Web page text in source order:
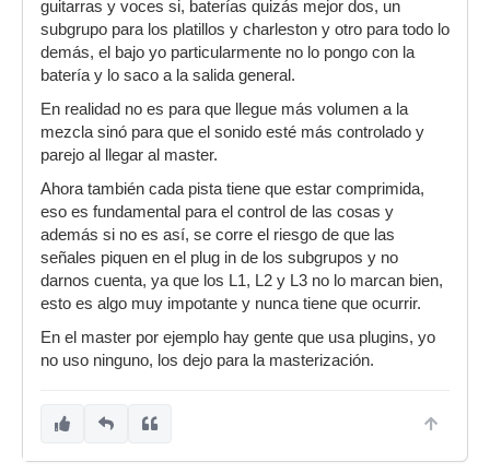
guitarras y voces si, baterías quizás mejor dos, un
subgrupo para los platillos y charleston y otro para todo lo
demás, el bajo yo particularmente no lo pongo con la
batería y lo saco a la salida general.
En realidad no es para que llegue más volumen a la
mezcla sinó para que el sonido esté más controlado y
parejo al llegar al master.
Ahora también cada pista tiene que estar comprimida,
eso es fundamental para el control de las cosas y
además si no es así, se corre el riesgo de que las
señales piquen en el plug in de los subgrupos y no
darnos cuenta, ya que los L1, L2 y L3 no lo marcan bien,
esto es algo muy impotante y nunca tiene que ocurrir.
En el master por ejemplo hay gente que usa plugins, yo
no uso ninguno, los dejo para la masterización.